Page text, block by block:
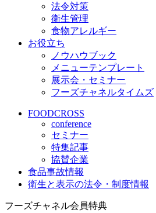
法令対策
衛生管理
食物アレルギー
お役立ち
ノウハウブック
メニューテンプレート
展示会・セミナー
フーズチャネルタイムズ
FOODCROSS
conference
セミナー
特集記事
協賛企業
食品事故情報
衛生と表示の法令・制度情報
フーズチャネル会員特典